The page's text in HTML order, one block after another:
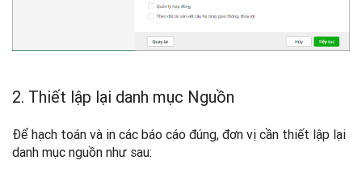
2. Thiết lập lại danh mục Nguồn
Để hạch toán và in các báo cáo đúng, đơn vị cần thiết lập lại
danh mục nguồn như sau: